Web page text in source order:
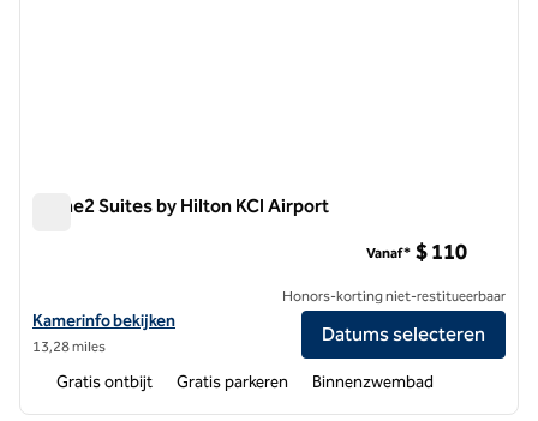
Home2 Suites by Hilton KCI Airport
Bekijk hoteldetails voor Home2 Suites by Hilton KCI Airport
Kamerinfo bekijken
13,28 miles
Vanaf* $ 110
Honors-korting niet-restitueerbaar
Datums selecteren
Gratis ontbijt Gratis parkeren Binnenzwembad